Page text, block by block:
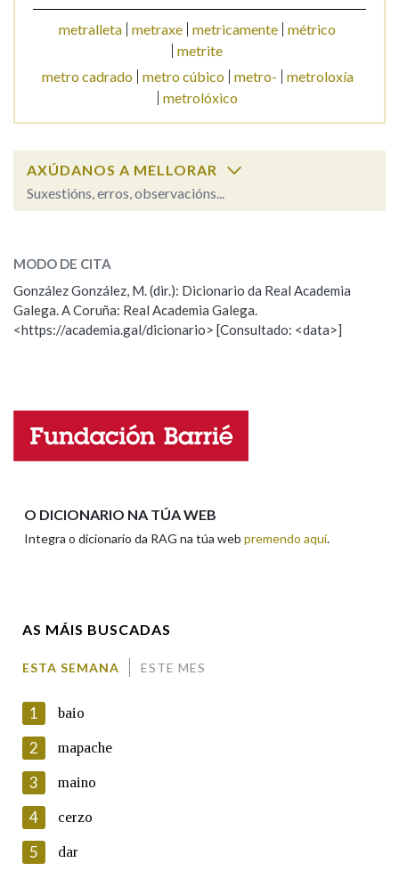
metralleta metraxe metricamente métrico
metrite
metro cadrado
metro cúbico metro-
metroloxía
metrolóxico
AXÚDANOS A MELLORAR
Suxestións, erros, observacións...
metro (medida ou verso)
metro (transporte)
ESCOLLE UNHA OPCIÓN:
Propoño mellorar a definición
Falta unha voz
Comentario
En cumprimento da normativa vixente en materia de
MODO DE CITA
González González, M. (dir.): Dicionario da Real Academia
Galega. A Coruña: Real Academia Galega.
<https://academia.gal/dicionario> [Consultado: <data>]
O DICIONARIO NA TÚA WEB
Integra o dicionario da RAG na túa web premendo aquí.
AS MÁIS BUSCADAS
ESTA SEMANA ESTE MES
1 baio
2 mapache
3 maino
4 cerzo
5 dar